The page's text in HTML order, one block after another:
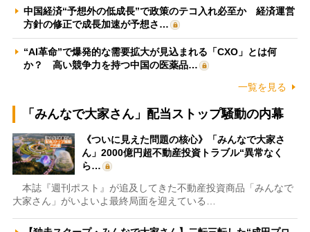
中国経済“予想外の低成長”で政策のテコ入れ必至か 経済運営
方針の修正で成長加速が予想さ…
“AI革命”で爆発的な需要拡大が見込まれる「CXO」とは何
か？ 高い競争力を持つ中国の医薬品…
一覧を見る
「みんなで大家さん」配当ストップ騒動の内幕
《ついに見えた問題の核心》「みんなで大家さ
ん」2000億円超不動産投資トラブル“異常なく
ら…
本誌『週刊ポスト』が追及してきた不動産投資商品「みんなで
大家さん」がいよいよ最終局面を迎えている…